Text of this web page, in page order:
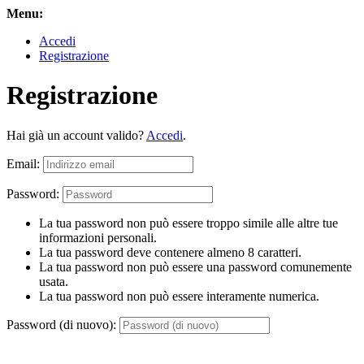
Menu:
Accedi
Registrazione
Registrazione
Hai già un account valido? Accedi.
Email:
Password:
La tua password non può essere troppo simile alle altre tue
informazioni personali.
La tua password deve contenere almeno 8 caratteri.
La tua password non può essere una password comunemente
usata.
La tua password non può essere interamente numerica.
Password (di nuovo):